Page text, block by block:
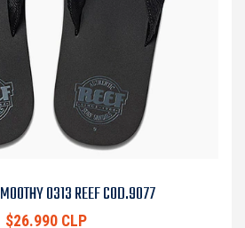
0313 REEF COD.9077
$26.990 CLP